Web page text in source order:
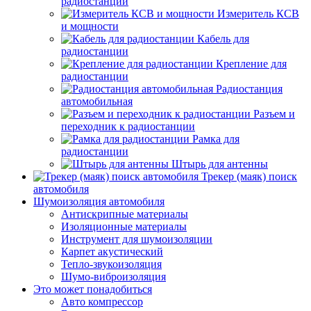
Измеритель КСВ
и мощности
Кабель для
радиостанции
Крепление для
радиостанции
Радиостанция
автомобильная
Разъем и
переходник к радиостанции
Рамка для
радиостанции
Штырь для антенны
Трекер (маяк) поиск
автомобиля
Шумоизоляция автомобиля
Антискрипные материалы
Изоляционные материалы
Инструмент для шумоизоляции
Карпет акустический
Тепло-звукоизоляция
Шумо-виброизоляция
Это может понадобиться
Авто компрессор